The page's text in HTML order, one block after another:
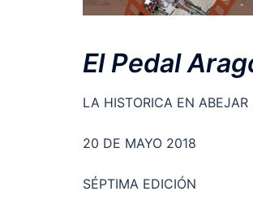
El Pedal
LA HISTORICA EN ABEJAR
20 DE MAYO 2018
SÉPTIMA EDICIÓN